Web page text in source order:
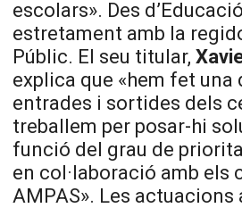
escolars». Des
estretament amb la
Públic. El seu titular,
explica que «hem fet una
entrades i sortides dels
treballem per posar-hi
funció del grau de
en col·laboració amb els
AMPAS». Les actuacions